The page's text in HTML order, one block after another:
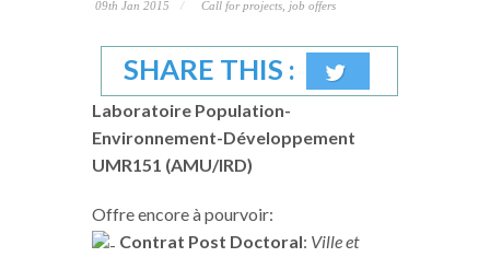
09th Jan 2015 Call for projects, job offers
SHARE THIS :
Laboratoire Population-
Environnement-Développement
UMR151 (AMU/IRD)
Offre encore à pourvoir:
Contrat Post Doctoral: Ville et